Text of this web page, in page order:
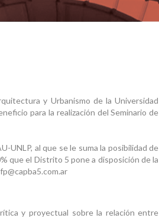
Videos
y Urbanismo de la Universidad
para la realización del Seminario de
UNLP, al que se le suma la posibilidad de
que el Distrito 5 pone a disposición de la
y proyectual sobre la relación entre